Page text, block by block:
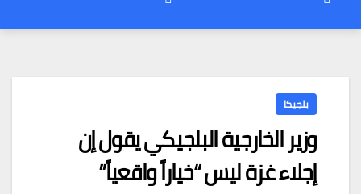
بلجيكا
وزير الخارجية البلجيكي يقول إن
إجلاء غزة ليس “خياراً واقعياً”